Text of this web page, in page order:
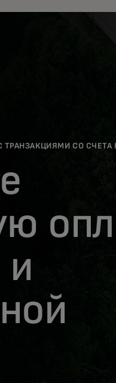
СО СЧЕТА
и